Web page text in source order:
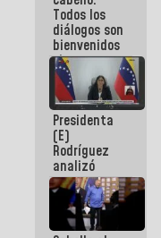
presencial
para el
diálogo
Todos los
diálogos son
bienvenidos
siempre que
estén en el
marco de la
Constitución
de la
República
Presidenta
(E)
Rodríguez
analizó
junto a
gobernadores
planes de
recuperación